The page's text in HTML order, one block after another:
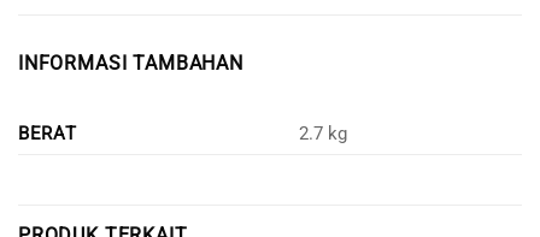
INFORMASI TAMBAHAN
BERAT 2.7 kg